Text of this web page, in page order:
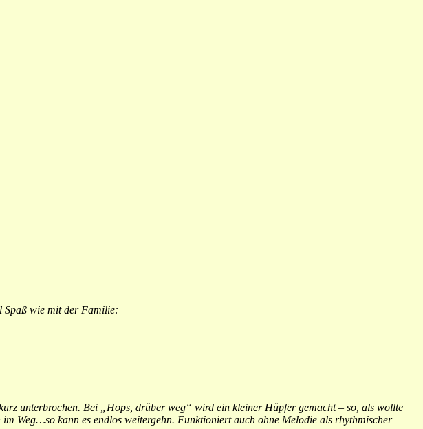
Spaß wie mit der Familie:
unterbrochen. Bei „Hops, drüber weg“ wird ein kleiner Hüpfer gemacht – so, als wollte
Weg…so kann es endlos weitergehn. Funktioniert auch ohne Melodie als rhythmischer